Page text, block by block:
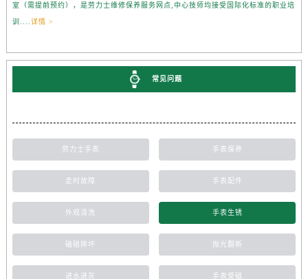
室（需提前预约），是劳力士维修保养服务网点,中心技师均接受国际化标准的职业培
训.... 详情 >
常见问题
劳力士手表 手表保养
走时故障 手表配件
外观清洗 手表生锈
磕碰摔坏 抛光翻新
进水进灰 手表受磁